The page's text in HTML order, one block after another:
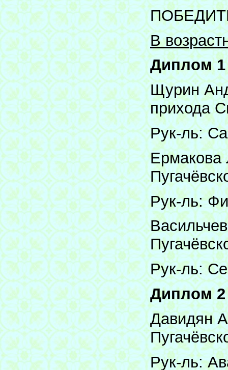
В
Диплом 1
Щурин
прихода
Рук-ль:
Рук-ль:
Рук-ль:
Диплом 2
Давидян
Рук-ль: